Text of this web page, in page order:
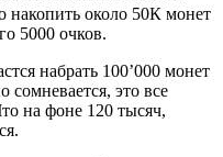
около 50К монет
5000 очков.
набрать 100’000 монет
сомневается, это все
на фоне 120 тысяч,